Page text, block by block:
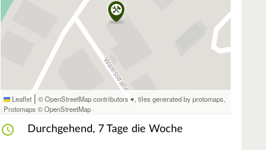
Leaflet | © OpenStreetMap contributors ♥,tiles generated by protomaps,
Protomaps ©OpenStreetMap
Durchgehend, 7 Tage die Woche